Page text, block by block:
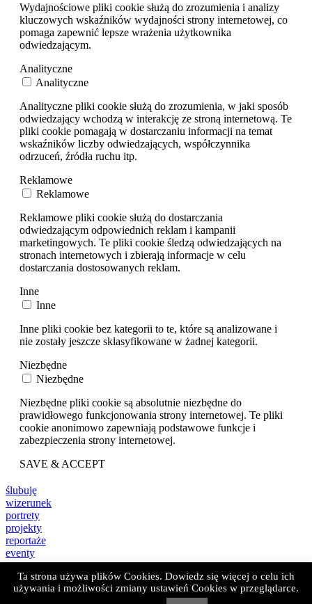
Ta strona używa plików Cookies. Dowiedz się więcej o celu ich
używania i możliwości zmiany ustawień Cookies w przeglądarce.
Wydajnościowe pliki cookie służą do zrozumienia i analizy
kluczowych wskaźników wydajności strony internetowej, co
pomaga zapewnić lepsze wrażenia użytkownika
odwiedzającym.
Analityczne
Analityczne
Analityczne pliki cookie służą do zrozumienia, w jaki sposób
odwiedzający wchodzą w interakcję ze stroną internetową. Te
pliki cookie pomagają w dostarczaniu informacji na temat
wskaźników liczby odwiedzających, współczynnika
odrzuceń, źródła ruchu itp.
Reklamowe
Reklamowe
Reklamowe pliki cookie służą do dostarczania
odwiedzającym odpowiednich reklam i kampanii
marketingowych. Te pliki cookie śledzą odwiedzających na
stronach internetowych i zbierają informacje w celu
dostarczania dostosowanych reklam.
Inne
Inne
Inne pliki cookie bez kategorii to te, które są analizowane i
nie zostały jeszcze sklasyfikowane w żadnej kategorii.
Niezbędne
Niezbędne
Niezbędne pliki cookie są absolutnie niezbędne do
prawidłowego funkcjonowania strony internetowej. Te pliki
cookie anonimowo zapewniają podstawowe funkcje i
zabezpieczenia strony internetowej.
SAVE & ACCEPT
ślubuję
wizerunek
portrety
projekty
reportaże
eventy
art
lekcje fotografii
o mnie